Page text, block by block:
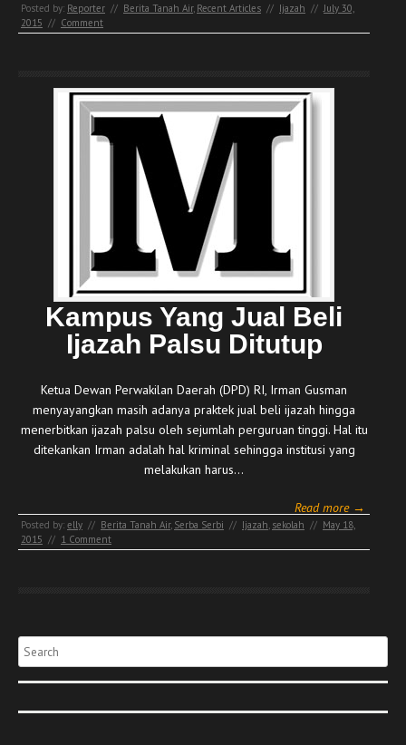
Posted by: Reporter // Berita Tanah Air, Recent Articles // Ijazah // July 30,
2015 // Comment
Kampus Yang Jual Beli
Ijazah Palsu Ditutup
Ketua Dewan Perwakilan Daerah (DPD) RI, Irman Gusman
menyayangkan masih adanya praktek jual beli ijazah hingga
menerbitkan ijazah palsu oleh sejumlah perguruan tinggi. Hal itu
ditekankan Irman adalah hal kriminal sehingga institusi yang
melakukan harus…
Read more →
Posted by: elly // Berita Tanah Air, Serba Serbi // Ijazah sekolah // May 18,
2015 // 1 Comment
Search